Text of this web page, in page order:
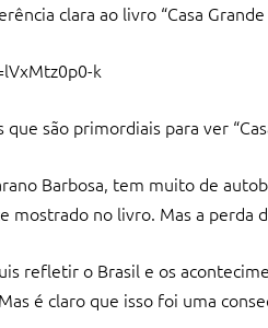
clara ao livro “Casa
k
são primordiais para ver
Barbosa, tem muito de
mostrado no livro. Mas a
refletir o Brasil e os
é claro que isso foi uma